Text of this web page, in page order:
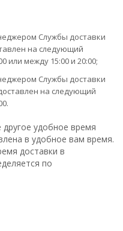
Службы доставки
на следующий
или между 15:00 и 20:00;
Службы доставки
на следующий
удобное время
в удобное вам время.
доставки в
по